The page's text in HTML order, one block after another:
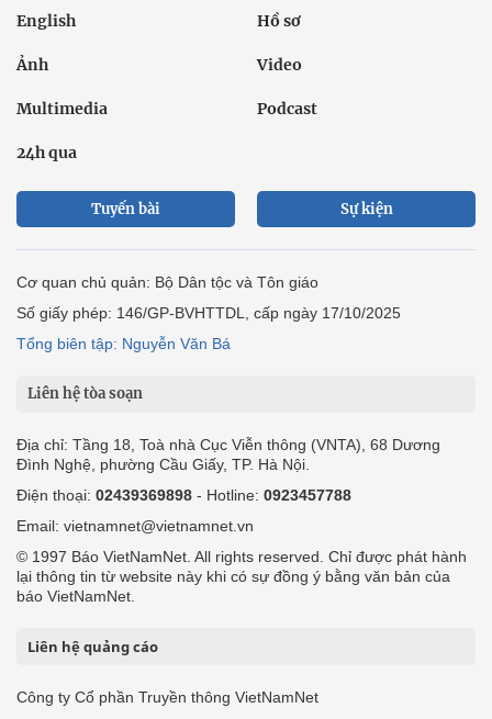
English Hồ sơ
Ảnh Video
Multimedia Podcast
24h qua
Tuyến bài Sự kiện
Cơ quan chủ quản: Bộ Dân tộc và Tôn giáo
Số giấy phép: 146/GP-BVHTTDL, cấp ngày 17/10/2025
Tổng biên tập: Nguyễn Văn Bá
Liên hệ tòa soạn
Địa chỉ: Tầng 18, Toà nhà Cục Viễn thông (VNTA), 68 Dương
Đình Nghệ, phường Cầu Giấy, TP. Hà Nội.
Điện thoại: 02439369898 - Hotline: 0923457788
Email: vietnamnet@vietnamnet.vn
© 1997 Báo VietNamNet. All rights reserved. Chỉ được phát hành
lại thông tin từ website này khi có sự đồng ý bằng văn bản của
báo VietNamNet.
Liên hệ quảng cáo
Công ty Cổ phần Truyền thông VietNamNet